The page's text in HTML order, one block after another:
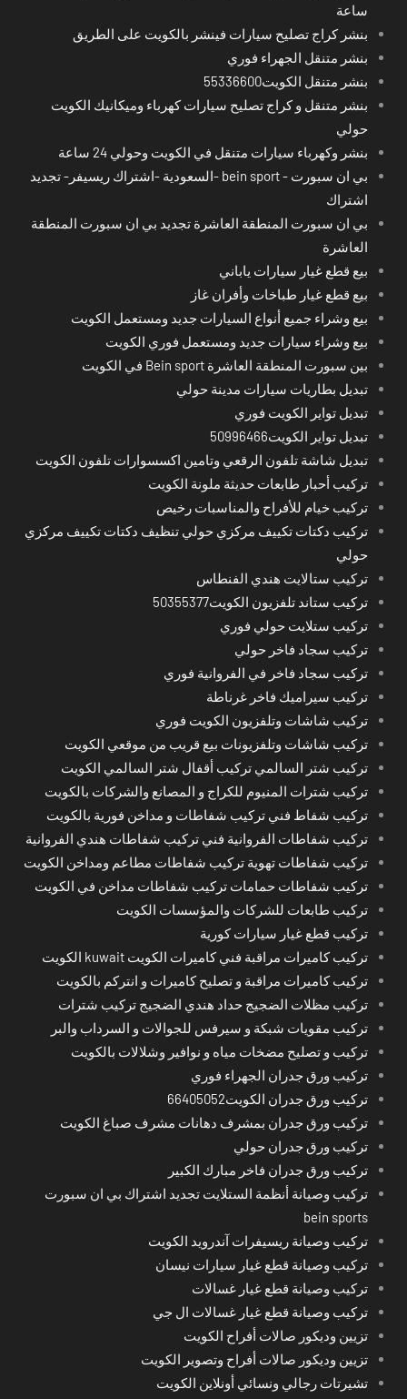
ساعة
بنشر كراج تصليح سيارات فينشر بالكويت على الطريق
بنشر متنقل الجهراء فوري
بنشر متنقل الكويت55336600
بنشر متنقل و كراج تصليح سيارات كهرباء وميكانيك الكويت
حولي
بنشر وكهرباء سيارات متنقل في الكويت وحولي 24 ساعة
بي ان سبورت - bein sport -السعودية -اشتراك ريسيفر- تجديد
اشتراك
بي ان سبورت المنطقة العاشرة تجديد بي ان سبورت المنطقة
العاشرة
بيع قطع غيار سيارات ياباني
بيع قطع غيار طباخات وأفران غاز
بيع وشراء جميع أنواع السيارات جديد ومستعمل الكويت
بيع وشراء سيارات جديد ومستعمل فوري الكويت
بين سبورت المنطقة العاشرة Bein sport في الكويت
تبديل بطاريات سيارات مدينة حولي
تبديل تواير الكويت فوري
تبديل تواير الكويت50996466
تبديل شاشة تلفون الرقعي وتامين اكسسوارات تلفون الكويت
تركيب أحبار طابعات حديثة ملونة الكويت
تركيب خيام للأفراح والمناسبات رخيص
تركيب دكتات تكييف مركزي حولي تنظيف دكتات تكييف مركزي
حولي
تركيب ستالايت هندي الفنطاس
تركيب ستاند تلفزيون الكويت50355377
تركيب ستلايت حولي فوري
تركيب سجاد فاخر حولي
تركيب سجاد فاخر في الفروانية فوري
تركيب سيراميك فاخر غرناطة
تركيب شاشات وتلفزيون الكويت فوري
تركيب شاشات وتلفزيونات بيع قريب من موقعي الكويت
تركيب شتر السالمي تركيب أقفال شتر السالمي الكويت
تركيب شترات المنيوم للكراج و المصانع والشركات بالكويت
تركيب شفاط فني تركيب شفاطات و مداخن فورية بالكويت
تركيب شفاطات الفروانية فني تركيب شفاطات هندي الفروانية
تركيب شفاطات تهوية تركيب شفاطات مطاعم ومداخن الكويت
تركيب شفاطات حمامات تركيب شفاطات مداخن في الكويت
تركيب طابعات للشركات والمؤسسات الكويت
تركيب قطع غيار سيارات كورية
تركيب كاميرات مراقبة فني كاميرات الكويت kuwait الكويت
تركيب كاميرات مراقبة و تصليح كاميرات و انتركم بالكويت
تركيب مظلات الضجيج حداد هندي الضجيج تركيب شترات
تركيب مقويات شبكة و سيرفس للجوالات و السرداب والبر
تركيب و تصليح مضخات مياه و نوافير وشلالات بالكويت
تركيب ورق جدران الجهراء فوري
تركيب ورق جدران الكويت66405052
تركيب ورق جدران بمشرف دهانات مشرف صباغ الكويت
تركيب ورق جدران حولي
تركيب ورق جدران فاخر مبارك الكبير
تركيب وصيانة أنظمة الستلايت تجديد اشتراك بي ان سبورت
bein sports
تركيب وصيانة ريسيفرات آندرويد الكويت
تركيب وصيانة قطع غيار سيارات نيسان
تركيب وصيانة قطع غيار غسالات
تركيب وصيانة قطع غيار غسالات ال جي
تزيين وديكور صالات أفراح الكويت
تزيين وديكور صالات أفراح وتصوير الكويت
تشيرتات رجالي ونسائي أونلاين الكويت